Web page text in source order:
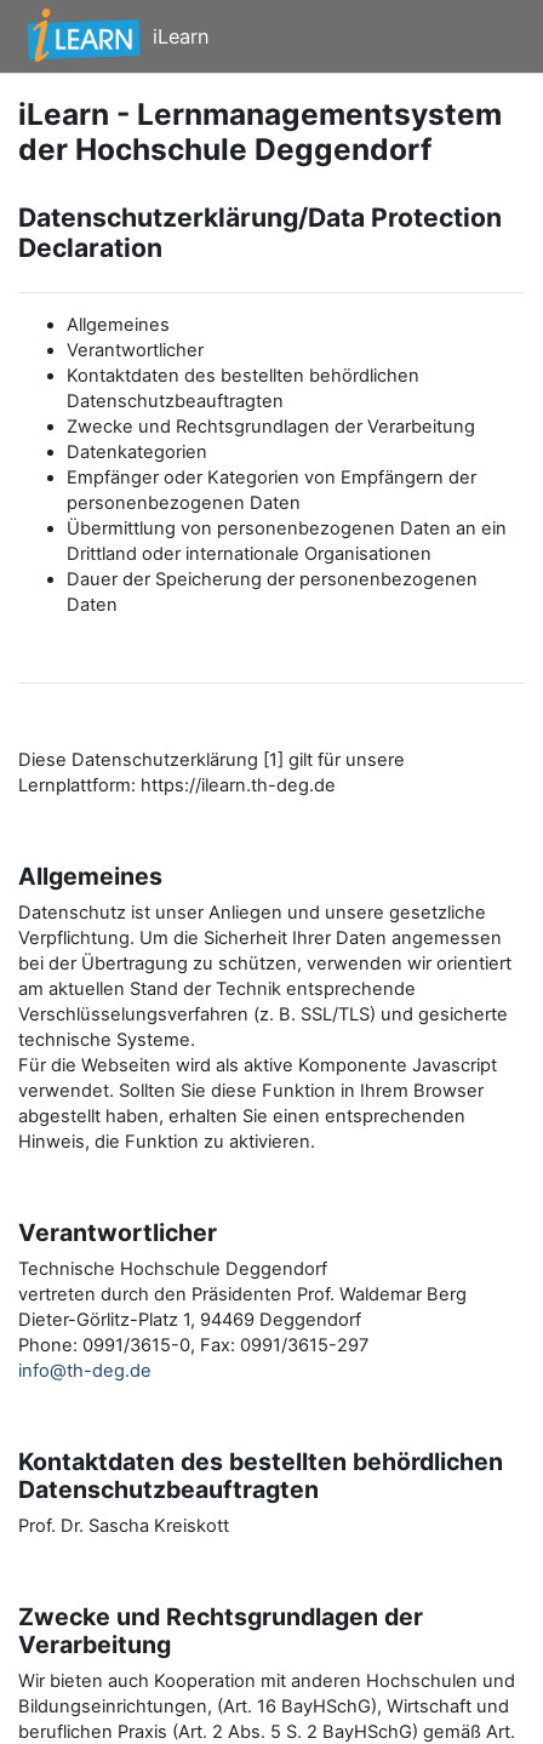
Zum Hauptinhalt
iLearn
iLearn - Lernmanagementsystem
der Hochschule Deggendorf
Datenschutzerklärung/Data Protection
Declaration
Allgemeines
Verantwortlicher
Kontaktdaten des bestellten behördlichen
Datenschutzbeauftragten
Zwecke und Rechtsgrundlagen der Verarbeitung
Datenkategorien
Empfänger oder Kategorien von Empfängern der
personenbezogenen Daten
Übermittlung von personenbezogenen Daten an ein
Drittland oder internationale Organisationen
Dauer der Speicherung der personenbezogenen
Daten
Diese Datenschutzerklärung [1] gilt für unsere
Lernplattform: https://ilearn.th-deg.de
Allgemeines
Datenschutz ist unser Anliegen und unsere gesetzliche
Verpflichtung. Um die Sicherheit Ihrer Daten angemessen
bei der Übertragung zu schützen, verwenden wir orientiert
am aktuellen Stand der Technik entsprechende
Verschlüsselungsverfahren (z. B. SSL/TLS) und gesicherte
technische Systeme.
Für die Webseiten wird als aktive Komponente Javascript
verwendet. Sollten Sie diese Funktion in Ihrem Browser
abgestellt haben, erhalten Sie einen entsprechenden
Hinweis, die Funktion zu aktivieren.
Verantwortlicher
Technische Hochschule Deggendorf
vertreten durch den Präsidenten Prof. Waldemar Berg
Dieter-Görlitz-Platz 1, 94469 Deggendorf
Phone: 0991/3615-0, Fax: 0991/3615-297
info@th-deg.de
Kontaktdaten des bestellten behördlichen
Datenschutzbeauftragten
Prof. Dr. Sascha Kreiskott
Zwecke und Rechtsgrundlagen der
Verarbeitung
Wir bieten auch Kooperation mit anderen Hochschulen und
Bildungseinrichtungen, (Art. 16 BayHSchG), Wirtschaft und
beruflichen Praxis (Art. 2 Abs. 5 S. 2 BayHSchG) gemäß Art.